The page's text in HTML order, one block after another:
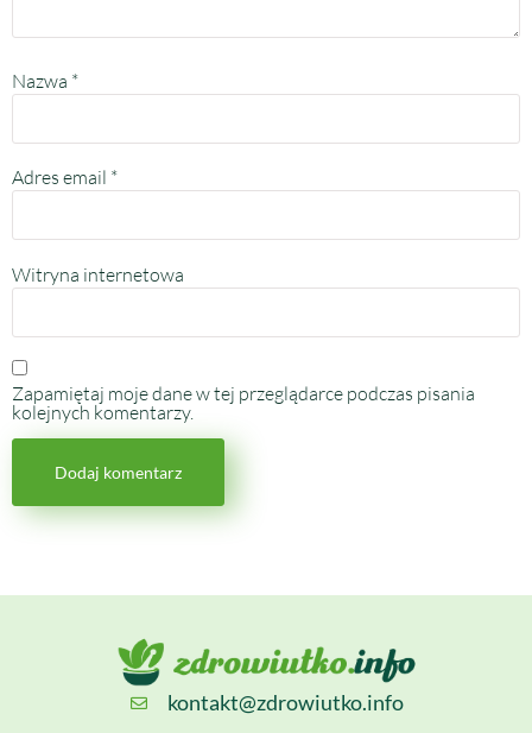
Nazwa *
Adres email *
Witryna internetowa
Zapamiętaj moje dane w tej przeglądarce podczas pisania
kolejnych komentarzy.
kontakt@zdrowiutko.info